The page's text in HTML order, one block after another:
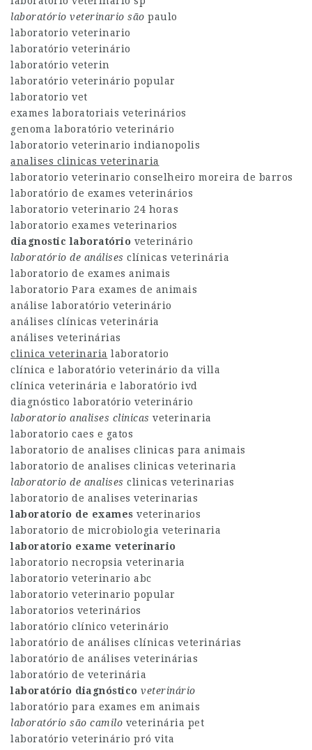
laboratório veterinario são paulo
laboratorio veterinario
laboratório veterinário
laboratório veterin
laboratório veterinário popular
laboratorio vet
exames laboratoriais veterinários
genoma laboratório veterinário
laboratorio veterinario indianopolis
analises clinicas veterinaria
laboratorio veterinario conselheiro moreira de barros
laboratório de exames veterinários
laboratorio veterinario 24 horas
laboratorio exames veterinarios
diagnostic laboratório veterinário
laboratório de análises clínicas veterinária
laboratorio de exames animais
laboratorio Para exames de animais
análise laboratório veterinário
análises clínicas veterinária
análises veterinárias
clinica veterinaria laboratorio
clínica e laboratório veterinário da villa
clínica veterinária e laboratório ivd
diagnóstico laboratório veterinário
laboratorio analises clinicas veterinaria
laboratorio caes e gatos
laboratorio de analises clinicas para animais
laboratorio de analises clinicas veterinaria
laboratorio de analises clinicas veterinarias
laboratorio de analises veterinarias
laboratorio de exames veterinarios
laboratorio de microbiologia veterinaria
laboratorio exame veterinario
laboratorio necropsia veterinaria
laboratorio veterinario abc
laboratorio veterinario popular
laboratorios veterinários
laboratório clínico veterinário
laboratório de análises clínicas veterinárias
laboratório de análises veterinárias
laboratório de veterinária
laboratório diagnóstico veterinário
laboratório para exames em animais
laboratório são camilo veterinária pet
laboratório veterinário pró vita